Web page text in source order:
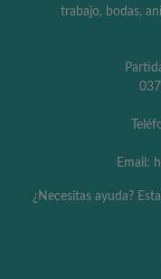
trabajo, bodas,
Email:
¿Necesitas ayuda?